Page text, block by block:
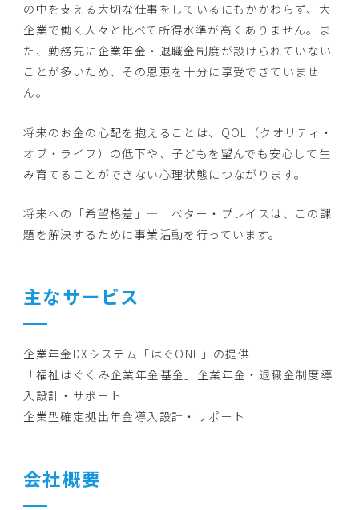
の中を支える大切な仕事をしているにもかかわらず、大
企業で働く人々と比べて所得水準が高くありません。ま
た、勤務先に企業年金・退職金制度が設けられていない
ことが多いため、その恩恵を十分に享受できていませ
ん。
将来のお金の心配を抱えることは、QOL（クオリティ・
オブ・ライフ）の低下や、子どもを望んでも安心して生
み育てることができない心理状態につながります。
将来への「希望格差」― ベター・プレイスは、この課
題を解決するために事業活動を行っています。
主なサービス
企業年金DXシステム「はぐONE」の提供
「福祉はぐくみ企業年金基金」企業年金・退職金制度導
入設計・サポート
企業型確定拠出年金導入設計・サポート
会社概要